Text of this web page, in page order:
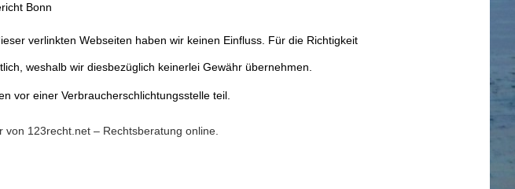
Bonn
verlinkten Webseiten haben wir keinen Einfluss. Für die Richtigkeit
weshalb wir diesbezüglich keinerlei Gewähr übernehmen.
vor einer Verbraucherschlichtungsstelle teil.
123recht.net – Rechtsberatung online.